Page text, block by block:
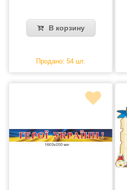
В корзину
Продано: 54 шт.